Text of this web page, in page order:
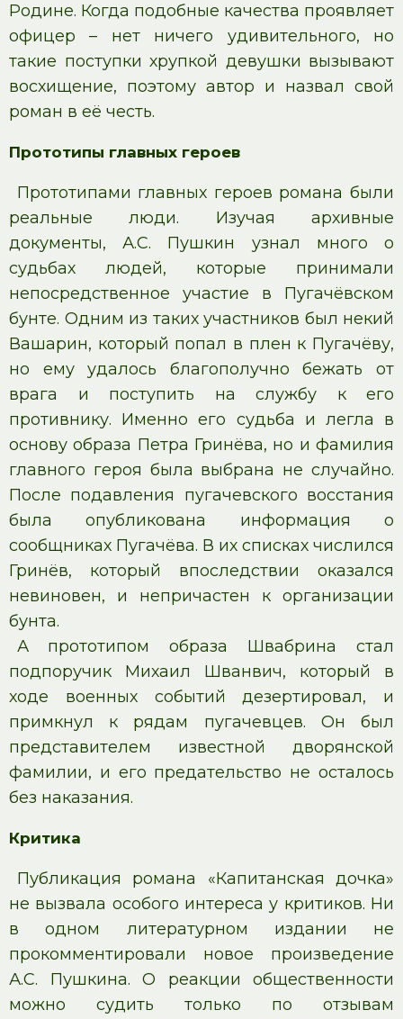
Родине. Когда подобные качества проявляет
офицер – нет ничего удивительного, но
такие поступки хрупкой девушки вызывают
восхищение, поэтому автор и назвал свой
роман в её честь.
Прототипы главных героев
Прототипами главных героев романа были
реальные люди. Изучая архивные
документы, А.С. Пушкин узнал много о
судьбах людей, которые принимали
непосредственное участие в Пугачёвском
бунте. Одним из таких участников был некий
Вашарин, который попал в плен к Пугачёву,
но ему удалось благополучно бежать от
врага и поступить на службу к его
противнику. Именно его судьба и легла в
основу образа Петра Гринёва, но и фамилия
главного героя была выбрана не случайно.
После подавления пугачевского восстания
была опубликована информация о
сообщниках Пугачёва. В их списках числился
Гринёв, который впоследствии оказался
невиновен, и непричастен к организации
бунта.
А прототипом образа Швабрина стал
подпоручик Михаил Шванвич, который в
ходе военных событий дезертировал, и
примкнул к рядам пугачевцев. Он был
представителем известной дворянской
фамилии, и его предательство не осталось
без наказания.
Критика
Публикация романа «Капитанская дочка»
не вызвала особого интереса у критиков. Ни
в одном литературном издании не
прокомментировали новое произведение
А.С. Пушкина. О реакции общественности
можно судить только по отзывам